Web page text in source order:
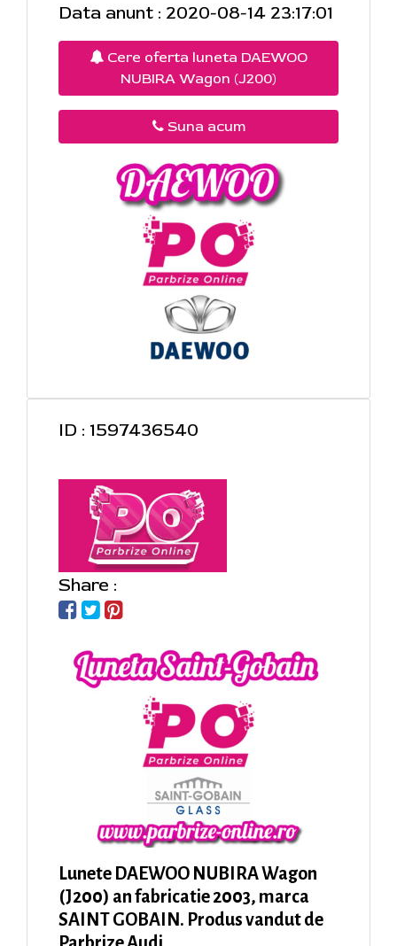
Data anunt : 2020-08-14 23:17:01
Cere oferta luneta DAEWOO
NUBIRA Wagon (J200)
Suna acum
ID : 1597436540
Share :
Lunete DAEWOO NUBIRA Wagon
(J200) an fabricatie 2003, marca
SAINT GOBAIN. Produs vandut de